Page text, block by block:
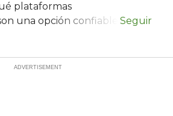
plataformas
una opción confiable.